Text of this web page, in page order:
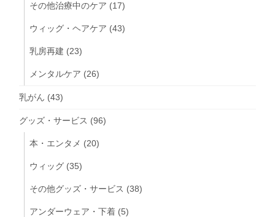
その他治療中のケア (17)
ウィッグ・ヘアケア (43)
乳房再建 (23)
メンタルケア (26)
乳がん (43)
グッズ・サービス (96)
本・エンタメ (20)
ウィッグ (35)
その他グッズ・サービス (38)
アンダーウェア・下着 (5)